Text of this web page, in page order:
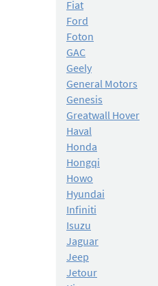
Fiat
Ford
Foton
GAC
Geely
General Motors
Genesis
Greatwall Hover
Haval
Honda
Hongqi
Howo
Hyundai
Infiniti
Isuzu
Jaguar
Jeep
Jetour